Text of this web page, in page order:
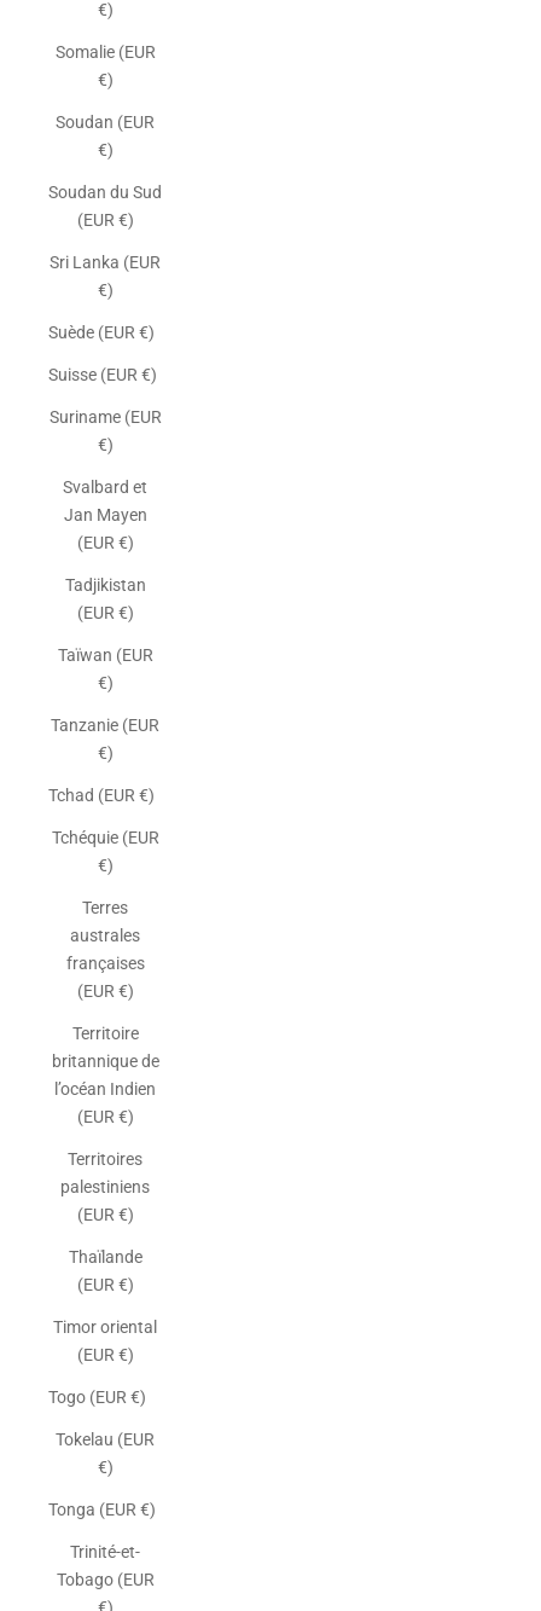
€)
Somalie (EUR
€)
Soudan (EUR
€)
Soudan du Sud
(EUR €)
Sri Lanka (EUR
€)
Suède (EUR €)
Suisse (EUR €)
Suriname (EUR
€)
Svalbard et
Jan Mayen
(EUR €)
Tadjikistan
(EUR €)
Taïwan (EUR
€)
Tanzanie (EUR
€)
Tchad (EUR €)
Tchéquie (EUR
€)
Terres
australes
françaises
(EUR €)
Territoire
britannique de
l’océan Indien
(EUR €)
Territoires
palestiniens
(EUR €)
Thaïlande
(EUR €)
Timor oriental
(EUR €)
Togo (EUR €)
Tokelau (EUR
€)
Tonga (EUR €)
Trinité-et-
Tobago (EUR